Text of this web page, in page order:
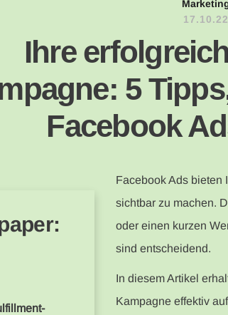
17.10.22
Ihre
5
Facebook
Facebook Ads bieten
sichtbar zu machen.
oder einen kurzen
sind entscheidend.
In diesem Artikel
Kampagne effektiv